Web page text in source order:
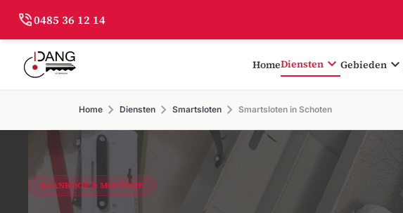
phone_in_talk0485 36 12 14
HomeDienstenexpand_more Gebiedenexpand_more
Home chevron_right Diensten chevron_right Smartsloten chevron_right Smartsloten in Schoten
AANKOOP & MONTAGE